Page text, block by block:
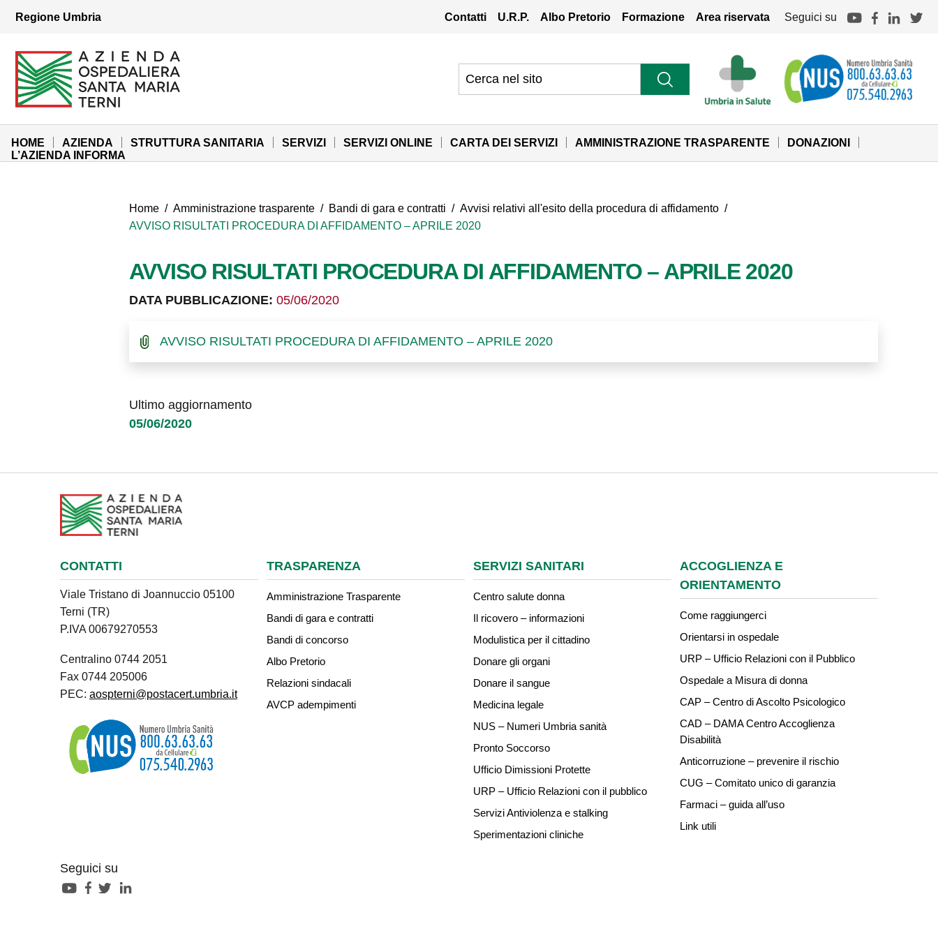
Vai al menu di navigazione
Regione Umbria Contatti U.R.P. Albo Pretorio Formazione Area riservata Seguici su
Azienda Ospedaliera Santa Maria di Terni
Sito Istituzionale
HOME AZIENDA STRUTTURA SANITARIA SERVIZI SERVIZI ONLINE CARTA DEI SERVIZI AMMINISTRAZIONE TRASPARENTE
DONAZIONI
L’AZIENDA INFORMA
Home / Amministrazione trasparente / Bandi di gara e contratti / Avvisi relativi all'esito della procedura di affidamento /
AVVISO RISULTATI PROCEDURA DI AFFIDAMENTO – APRILE 2020
AVVISO RISULTATI PROCEDURA DI AFFIDAMENTO – APRILE 2020
DATA PUBBLICAZIONE: 05/06/2020
AVVISO RISULTATI PROCEDURA DI AFFIDAMENTO – APRILE 2020
Ultimo aggiornamento
05/06/2020
CONTATTI
Viale Tristano di Joannuccio 05100
Terni (TR)
P.IVA 00679270553
Centralino 0744 2051
Fax 0744 205006
PEC: aospterni@postacert.umbria.it
Seguici su
TRASPARENZA
Amministrazione Trasparente
Bandi di gara e contratti
Bandi di concorso
Albo Pretorio
Relazioni sindacali
AVCP adempimenti
SERVIZI SANITARI
Centro salute donna
Il ricovero – informazioni
Modulistica per il cittadino
Donare gli organi
Donare il sangue
Medicina legale
NUS – Numeri Umbria sanità
Pronto Soccorso
Ufficio Dimissioni Protette
URP – Ufficio Relazioni con il pubblico
Servizi Antiviolenza e stalking
Sperimentazioni cliniche
ACCOGLIENZA E
ORIENTAMENTO
Come raggiungerci
Orientarsi in ospedale
URP – Ufficio Relazioni con il Pubblico
Ospedale a Misura di donna
CAP – Centro di Ascolto Psicologico
CAD – DAMA Centro Accoglienza
Disabilità
Anticorruzione – prevenire il rischio
CUG – Comitato unico di garanzia
Farmaci – guida all’uso
Link utili